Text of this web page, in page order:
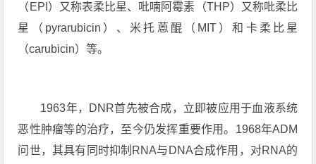
（EPI）又称表柔比星、吡喃阿霉素（THP）又称吡柔比
星（pyrarubicin）、米托蒽醌（MIT）和卡柔比星
（carubicin）等。
1963年，DNR首先被合成，立即被应用于血液系统
恶性肿瘤等的治疗，至今仍发挥重要作用。1968年ADM
问世，其具有同时抑制RNA与DNA合成作用，对RNA的